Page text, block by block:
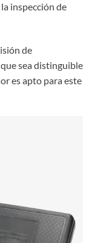
inspección de
de
sea distinguible
es apto para este